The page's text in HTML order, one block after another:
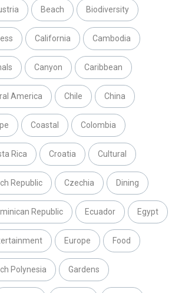
Beach Biodiversity
California Cambodia
Canyon Caribbean
America Chile China
Coastal Colombia
Rica Croatia Cultural
Republic Czechia Dining
Republic Ecuador Egypt
Europe Food
Polynesia Gardens